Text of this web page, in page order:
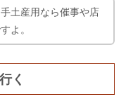
土産用なら催事や店
よ。
く